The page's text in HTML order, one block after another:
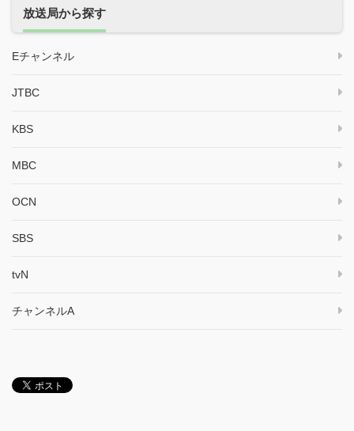
放送局から探す
Eチャンネル
JTBC
KBS
MBC
OCN
SBS
tvN
チャンネルA